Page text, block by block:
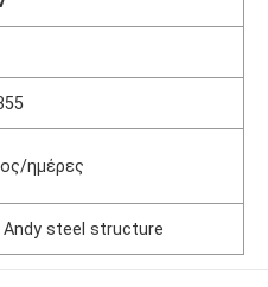
ημέρες
Andy steel structure